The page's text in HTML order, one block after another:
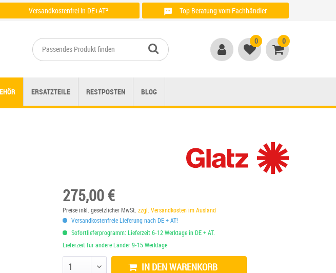
Versandkostenfrei in DE+AT²
Top Beratung vom Fachhändler
0 0
ERSATZTEILE RESTPOSTEN BLOG
275,00 €
Preise inkl. gesetzlicher MwSt.zzgl. Versandkosten im Ausland
Versandkostenfreie Lieferung nach DE + AT!
Sofortlieferprogramm: Lieferzeit 6-12 Werktage in DE + AT.
Lieferzeit für andere Länder 9-15 Werktage
IN DEN WARENKORB